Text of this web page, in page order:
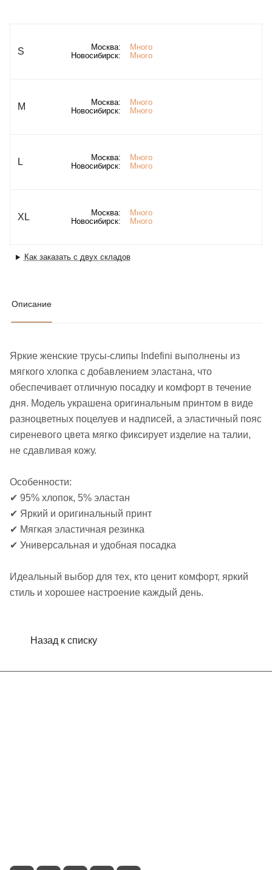
S Москва:
Много
Новосибирск:
Много
M Москва:
Много
Новосибирск:
Много
L Москва:
Много
Новосибирск:
Много
XL Москва:
Много
Новосибирск:
Много
Как заказать с двух складов
Описание
Яркие женские трусы-слипы Indefini выполнены из
мягкого хлопка с добавлением эластана, что
обеспечивает отличную посадку и комфорт в течение
дня. Модель украшена оригинальным принтом в виде
разноцветных поцелуев и надписей, а эластичный пояс
сиреневого цвета мягко фиксирует изделие на талии,
не сдавливая кожу.
Особенности:
✔ 95% хлопок, 5% эластан
✔ Яркий и оригинальный принт
✔ Мягкая эластичная резинка
✔ Универсальная и удобная посадка
Идеальный выбор для тех, кто ценит комфорт, яркий
стиль и хорошее настроение каждый день.
Назад к списку